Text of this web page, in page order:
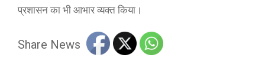
प्रशासन का भी आभार व्यक्त किया।
Share News